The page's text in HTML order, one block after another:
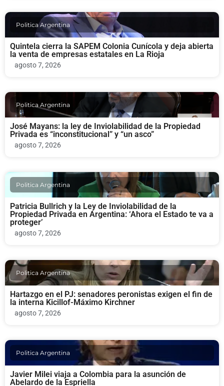
Politica Argentina
Quintela cierra la SAPEM Colonia Cunícola y deja abierta
la venta de empresas estatales en La Rioja
agosto 7, 2026
Politica Argentina
José Mayans: la ley de Inviolabilidad de la Propiedad
Privada es “inconstitucional” y “un asco”
agosto 7, 2026
Politica Argentina
Patricia Bullrich y la Ley de Inviolabilidad de la
Propiedad Privada en Argentina: ‘Ahora el Estado te va a
proteger’
agosto 7, 2026
Politica Argentina
Hartazgo en el PJ: senadores peronistas exigen el fin de
la interna Kicillof-Máximo Kirchner
agosto 7, 2026
Politica Argentina
Javier Milei viaja a Colombia para la asunción de
Abelardo de la Espriella